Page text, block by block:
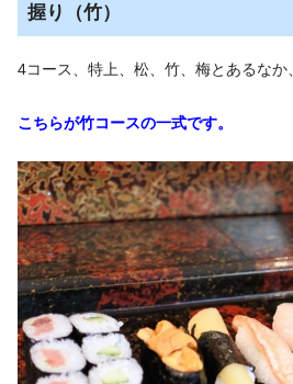
握り（竹）
4コース、特上、松、竹、梅とあるなか、
こちらが竹コースの一式です。